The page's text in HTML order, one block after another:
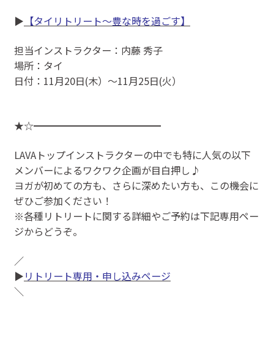
▶ 【タイリトリート～豊な時を過ごす】
担当インストラクター：内藤 秀子
場所：タイ
日付：11月20日(木）〜11月25日(火）
★☆━━━━━━━━━━━━━
LAVAトップインストラクターの中でも特に人気の以下
メンバーによるワクワク企画が目白押し♪
ヨガが初めての方も、さらに深めたい方も、この機会に
ぜひご参加ください！
※各種リトリートに関する詳細やご予約は下記専用ペー
ジからどうぞ。
／
▶リトリート専用・申し込みページ
＼